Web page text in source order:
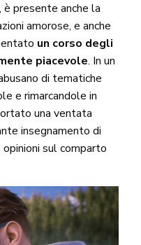
presente anche la
amorose, e anche
un corso degli
piacevole. In un
di tematiche
e rimarcandole in
una ventata
insegnamento di
sul comparto